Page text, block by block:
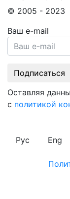
© 2005 - 2023
Ваш e-mail
Оставляя
с политикой
Рус Eng